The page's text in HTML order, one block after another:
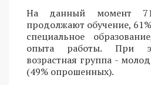
На данный момент
продолжают обучение,
специальное
опыта работы. При
возрастная группа -
(49% опрошенных).